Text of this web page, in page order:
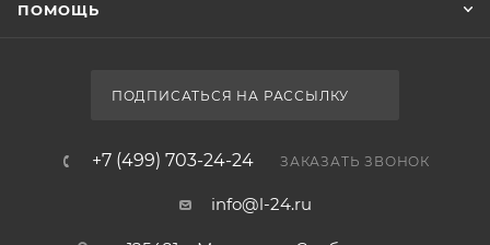
ПОМОЩЬ
ПОДПИСАТЬСЯ НА РАССЫЛКУ
+7 (499) 703-24-24 ЗАКАЗАТЬ ЗВОНОК
info@l-24.ru